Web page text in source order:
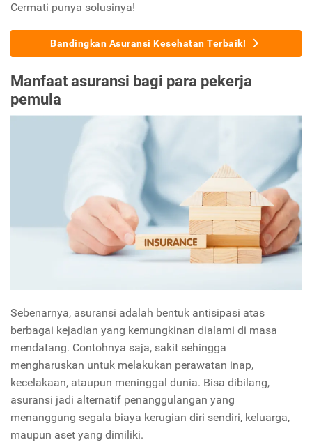
Cermati punya solusinya!
Bandingkan Asuransi Kesehatan Terbaik!
Manfaat asuransi bagi para pekerja
pemula
Sebenarnya, asuransi adalah bentuk antisipasi atas
berbagai kejadian yang kemungkinan dialami di masa
mendatang. Contohnya saja, sakit sehingga
mengharuskan untuk melakukan perawatan inap,
kecelakaan, ataupun meninggal dunia. Bisa dibilang,
asuransi jadi alternatif penanggulangan yang
menanggung segala biaya kerugian diri sendiri, keluarga,
maupun aset yang dimiliki.